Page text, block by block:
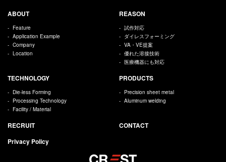
ABOUT
Feature
Application Example
Company
Location
REASON
試作対応
ダイレスフォーミング
VA・VE提案
優れた溶接技術
医療機器にも対応
TECHNOLOGY
Die-less Forming
Processing Technology
Facility / Material
PRODUCTS
Precision sheet metal
Aluminum welding
RECRUIT
CONTACT
Privacy Policy